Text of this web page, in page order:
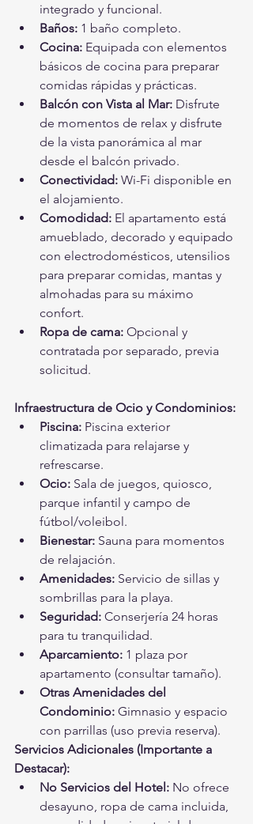
integrado y funcional.
Baños: 1 baño completo.
Cocina: Equipada con elementos
básicos de cocina para preparar
comidas rápidas y prácticas.
Balcón con Vista al Mar: Disfrute
de momentos de relax y disfrute
de la vista panorámica al mar
desde el balcón privado.
Conectividad: Wi-Fi disponible en
el alojamiento.
Comodidad: El apartamento está
amueblado, decorado y equipado
con electrodomésticos, utensilios
para preparar comidas, mantas y
almohadas para su máximo
confort.
Ropa de cama: Opcional y
contratada por separado, previa
solicitud.
Infraestructura de Ocio y Condominios:
Piscina: Piscina exterior
climatizada para relajarse y
refrescarse.
Ocio: Sala de juegos, quiosco,
parque infantil y campo de
fútbol/voleibol.
Bienestar: Sauna para momentos
de relajación.
Amenidades: Servicio de sillas y
sombrillas para la playa.
Seguridad: Conserjería 24 horas
para tu tranquilidad.
Aparcamiento: 1 plaza por
apartamento (consultar tamaño).
Otras Amenidades del
Condominio: Gimnasio y espacio
con parrillas (uso previa reserva).
Servicios Adicionales (Importante a
Destacar):
No Servicios del Hotel: No ofrece
desayuno, ropa de cama incluida,